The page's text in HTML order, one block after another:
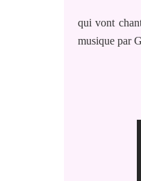
qui vont
musique par